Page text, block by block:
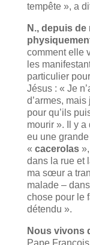
tempête », a
N., depuis
comment elle
les
particulier
Jésus : « Je
d’armes,
pour qu’ils
mourir ». Il y
eu une
« cacerolas»,
dans la rue et
ma sœur a
malade –
chose pour le
détendu ».
Nous vivons
Pape